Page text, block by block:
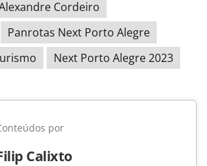
Cordeiro
Panrotas Next Porto Alegre
Next Porto Alegre 2023
por
Calixto